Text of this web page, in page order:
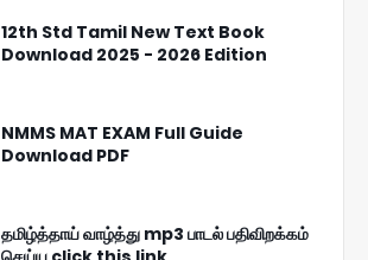
12th Std Tamil New Text Book
Download 2025 - 2026 Edition
NMMS MAT EXAM Full Guide
Download PDF
தமிழ்த்தாய் வாழ்த்து mp3 பாடல் பதிவிறக்கம்